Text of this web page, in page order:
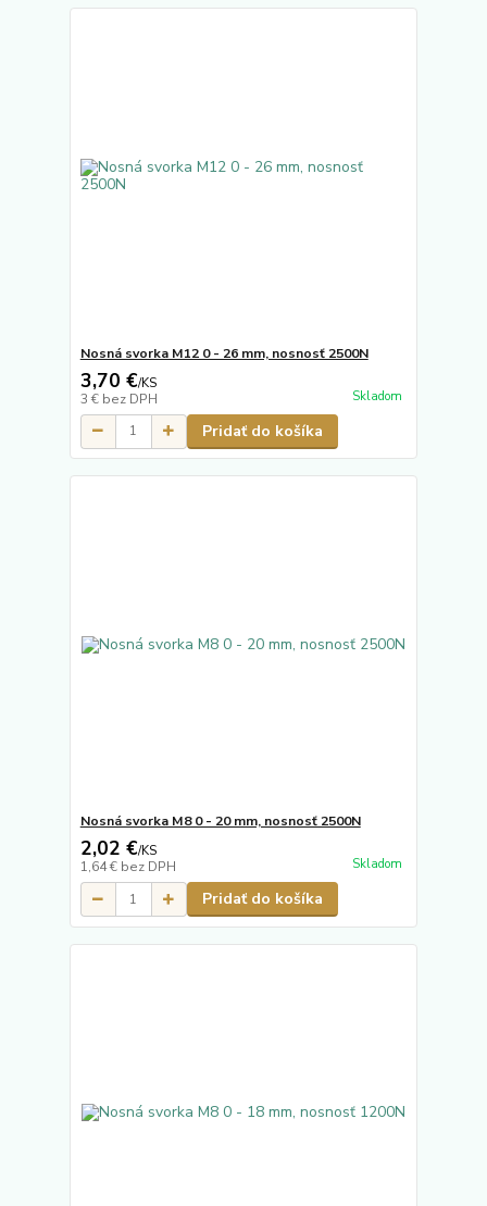
Nosná svorka M12 0 - 26 mm, nosnosť 2500N
3,70 €/KS
3 € bez DPH Skladom
Pridať do košíka
Nosná svorka M8 0 - 20 mm, nosnosť 2500N
2,02 €/KS
1,64 € bez DPH Skladom
Pridať do košíka